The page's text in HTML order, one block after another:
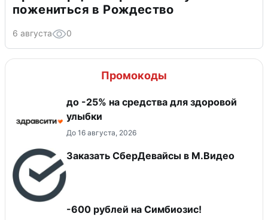
пожениться в Рождество
6 августа 0
Промокоды
до -25% на средства для здоровой
улыбки
До 16 августа, 2026
Заказать СберДевайсы в М.Видео
-600 рублей на Симбиозис!